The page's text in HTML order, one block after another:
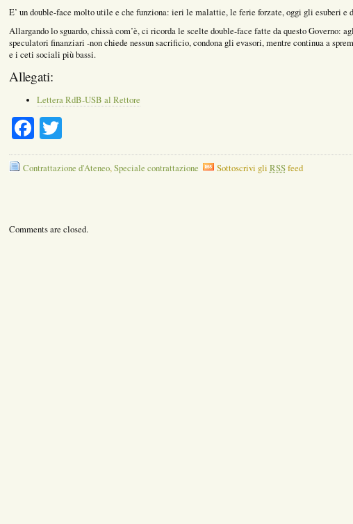
E’ un double-face molto utile e che funziona: ieri le malattie, le ferie forzate, oggi gli esuberi e
Allargando lo sguardo, chissà com’è, ci ricorda le scelte double-face fatte da questo Governo:
speculatori finanziari -non chiede nessun sacrificio, condona gli evasori, mentre continua a
e i ceti sociali più bassi.
Allegati:
Lettera RdB-USB al Rettore
Facebook
Twitter
Contrattazione d'Ateneo,Speciale contrattazione Sottoscrivi gli RSSfeed
Comments are closed.